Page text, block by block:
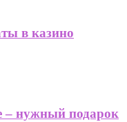
в казино
– нужный подарок